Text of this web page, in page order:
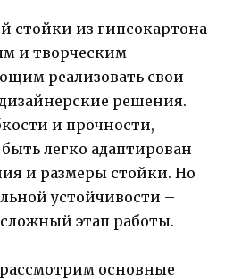
стойки из гипсокартона
и творческим
реализовать свои
решения.
и прочности,
легко адаптирован
и размеры стойки. Но
устойчивости –
этап работы.
основные